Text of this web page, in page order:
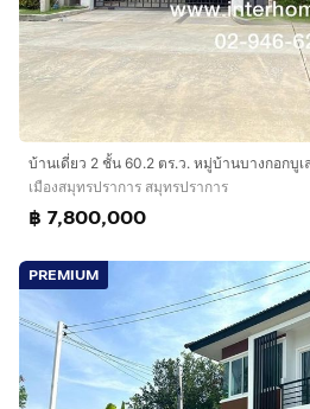
💰 ราคาเพียง 7.9 ล้านบาท (เจ้าขอ
ขายต่ำกว่าราคาประเมินธนาคาร
บาท)
📞 สนใจติดต่อเจ้าของโดยตรง
โทร :กดเพื่อดูเบอร์โทร xxxxxx522
Line ID :กดเพื่อดูเบอร์โทร
เมืองสมุทรปราการ สมุทรปราการ
฿ 7,800,000
PREMIUM